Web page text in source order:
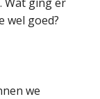
wel goed?
we